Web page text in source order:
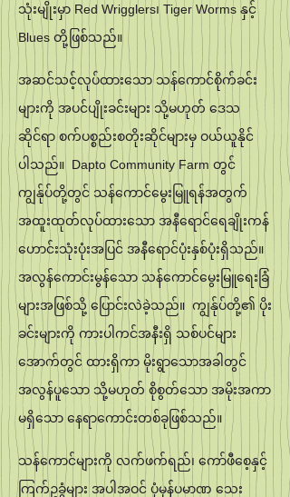
သုံးမျိုးမှာ Red Wrigglers၊ Tiger Worms နှင့်
Blues တို့ဖြစ်သည်။
အဆင်သင့်လုပ်ထားသော သန်ကောင်စိုက်ခင်း
များကို အပင်ပျိုးခင်းများ သို့မဟုတ် ဒေသ
ဆိုင်ရာ စက်ပစ္စည်းစတိုးဆိုင်များမှ ဝယ်ယူနိုင်
ပါသည်။ Dapto Community Farm တွင်
ကျွန်ုပ်တို့တွင် သန်ကောင်မွေးမြူရန်အတွက်
အထူးထုတ်လုပ်ထားသော အနီရောင်ရေချိုးကန်
ဟောင်းသုံးပုံးအပြင် အနီရောင်ပုံးနှစ်ပုံးရှိသည်။
အလွန်ကောင်းမွန်သော သန်ကောင်မွေးမြူရေးခြံ
များအဖြစ်သို့ ပြောင်းလဲခဲ့သည်။ ကျွန်ုပ်တို့၏ ပိုး
ခင်းများကို ကားပါကင်အနီးရှိ သစ်ပင်များ
အောက်တွင် ထားရှိကာ မိုးရွာသောအခါတွင်
အလွန်ပူသော သို့မဟုတ် စိုစွတ်သော အမိုးအကာ
မရှိသော နေရာကောင်းတစ်ခုဖြစ်သည်။
သန်ကောင်များကို လက်ဖက်ရည်၊ ကော်ဖီစေ့နှင့်
ကြက်ဥခွံများ အပါအဝင် ပုံမှန်ပမာဏ သေး